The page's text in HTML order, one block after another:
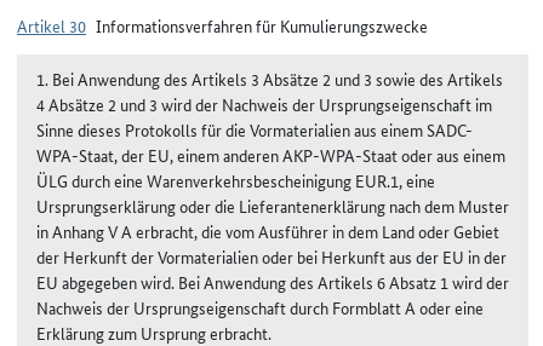
Artikel 30 Informationsverfahren für Kumulierungszwecke
1. Bei Anwendung des Artikels 3 Absätze 2 und 3 sowie des Artikels
4 Absätze 2 und 3 wird der Nachweis der Ursprungseigenschaft im
Sinne dieses Protokolls für die Vormaterialien aus einem SADC-
WPA-Staat, der EU, einem anderen AKP-WPA-Staat oder aus einem
ÜLG durch eine Warenverkehrsbescheinigung EUR.1, eine
Ursprungserklärung oder die Lieferantenerklärung nach dem Muster
in Anhang V A erbracht, die vom Ausführer in dem Land oder Gebiet
der Herkunft der Vormaterialien oder bei Herkunft aus der EU in der
EU abgegeben wird. Bei Anwendung des Artikels 6 Absatz 1 wird der
Nachweis der Ursprungseigenschaft durch Formblatt A oder eine
Erklärung zum Ursprung erbracht.